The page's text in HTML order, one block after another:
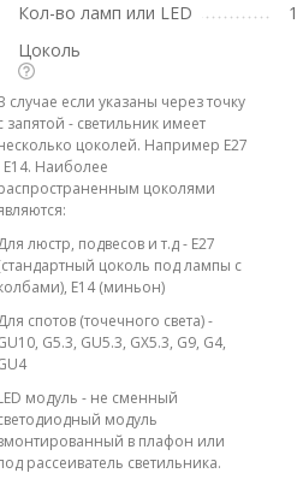
Кол-во ламп или LED
1
Цоколь
случае если указаны через точку
запятой - светильник имеет
цоколей. Например E27
E14. Наиболее
цоколями
люстр, подвесов и т.д - E27
цоколь под лампы с
E14 (миньон)
спотов (точечного света) -
G5.3, GU5.3, GX5.3, G9, G4,
модуль - не сменный
модуль
в плафон или
рассеиватель светильника.